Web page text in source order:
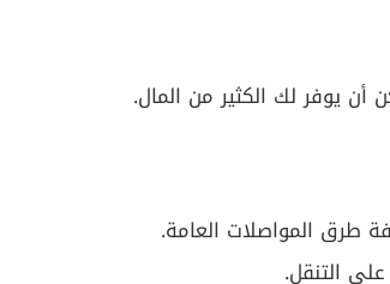
أن يوفر لك الكثير من المال.
التنقل.